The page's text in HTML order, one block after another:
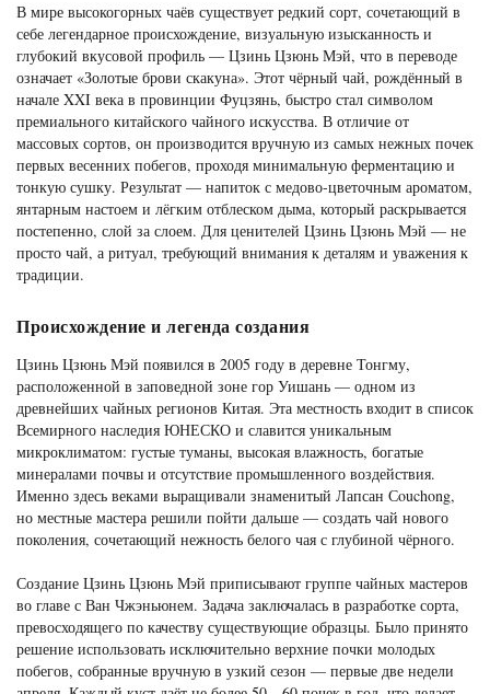
В мире высокогорных чаёв существует редкий сорт, сочетающий в
себе легендарное происхождение, визуальную изысканность и
глубокий вкусовой профиль — Цзинь Цзюнь Мэй, что в переводе
означает «Золотые брови скакуна». Этот чёрный чай, рождённый в
начале XXI века в провинции Фуцзянь, быстро стал символом
премиального китайского чайного искусства. В отличие от
массовых сортов, он производится вручную из самых нежных почек
первых весенних побегов, проходя минимальную ферментацию и
тонкую сушку. Результат — напиток с медово-цветочным ароматом,
янтарным настоем и лёгким отблеском дыма, который раскрывается
постепенно, слой за слоем. Для ценителей Цзинь Цзюнь Мэй — не
просто чай, а ритуал, требующий внимания к деталям и уважения к
традиции.
Происхождение и легенда создания
Цзинь Цзюнь Мэй появился в 2005 году в деревне Тонгму,
расположенной в заповедной зоне гор Уишань — одном из
древнейших чайных регионов Китая. Эта местность входит в список
Всемирного наследия ЮНЕСКО и славится уникальным
микроклиматом: густые туманы, высокая влажность, богатые
минералами почвы и отсутствие промышленного воздействия.
Именно здесь веками выращивали знаменитый Лапсан Сouchong,
но местные мастера решили пойти дальше — создать чай нового
поколения, сочетающий нежность белого чая с глубиной чёрного.
Создание Цзинь Цзюнь Мэй приписывают группе чайных мастеров
во главе с Ван Чжэньюнем. Задача заключалась в разработке сорта,
превосходящего по качеству существующие образцы. Было принято
решение использовать исключительно верхние почки молодых
побегов, собранные вручную в узкий сезон — первые две недели